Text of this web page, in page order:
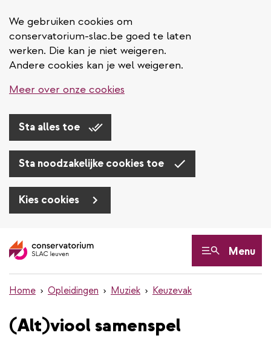
We gebruiken cookies om
conservatorium-slac.be goed te laten
werken. Die kan je niet weigeren.
Andere cookies kan je wel weigeren.
Meer over onze cookies
Sta alles toe
Sta noodzakelijke cookies toe
Kies cookies
en
inhoud
Menu
Home Opleidingen Muziek Keuzevak
(Alt)viool samenspel